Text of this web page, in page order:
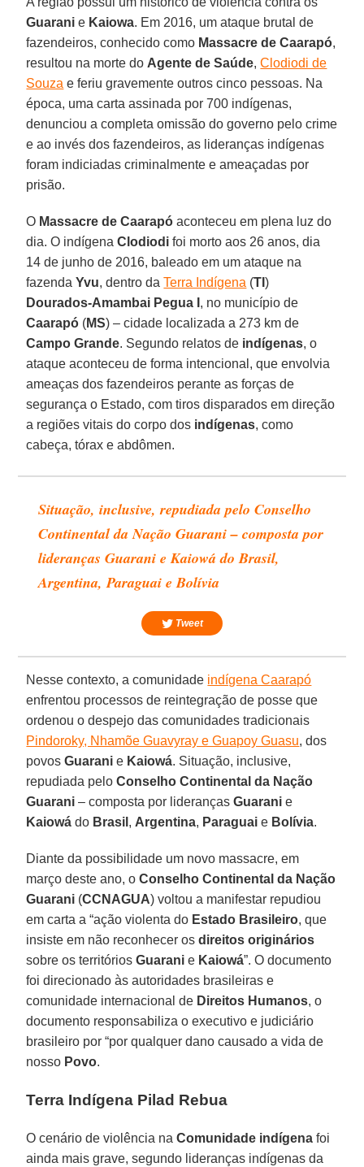
Guarani e Kaiowa. Em 2016, um ataque brutal de
fazendeiros, conhecido como Massacre de Caarapó,
resultou na morte do Agente de Saúde,Clodiodi de
Souza e feriu gravemente outros cinco pessoas. Na
época, uma carta assinada por 700 indígenas,
denunciou a completa omissão do governo pelo crime
e ao invés dos fazendeiros, as lideranças indígenas
foram indiciadas criminalmente e ameaçadas por
prisão.
O Massacre de Caarapó aconteceu em plena luz do
dia. O indígenaClodiodi foi morto aos 26 anos, dia
14 de junho de 2016, baleado em um ataque na
fazendaYvu, dentro daTerra Indígena (TI)
Dourados-Amambai Pegua I , no município de
Caarapó (MS) – cidade localizada a 273 km de
Campo Grande. Segundo relatos de indígenas, o
ataque aconteceu de forma intencional, que envolvia
ameaças dos fazendeiros perante as forças de
segurança o Estado, com tiros disparados em direção
a regiões vitais do corpo dos indígenas, como
cabeça, tórax e abdômen.
Situação, inclusive, repudiada pelo Conselho
Continental da Nação Guarani – composta por
lideranças Guarani e Kaiowá do Brasil,
Argentina, Paraguai e Bolívia
Tweet
Nesse contexto, a comunidade indígena Caarapó
enfrentou processos de reintegração de posse que
ordenou o despejo das comunidades tradicionais
Pindoroky, Nhamõe Guavyray e Guapoy Guasu, dos
povosGuarani e Kaiowá. Situação, inclusive,
repudiada peloConselho Continental da Nação
Guarani– composta por liderançasGuarani e
Kaiowá do Brasil , Argentina, Paraguai e Bolívia.
Diante da possibilidade um novo massacre, em
março deste ano, oConselho Continental da Nação
Guarani (CCNAGUA) voltou a manifestar repudiou
em carta a “ação violenta do Estado Brasileiro, que
insiste em não reconhecer osdireitos originários
sobre os territóriosGuarani e Kaiowá”. O documento
foi direcionado às autoridades brasileiras e
comunidade internacional de Direitos Humanos, o
documento responsabiliza o executivo e judiciário
brasileiro por “por qualquer dano causado a vida de
nosso Povo.
Terra Indígena Pilad Rebua
O cenário de violência naComunidade indígena foi
ainda mais grave, segundo lideranças indígenas da